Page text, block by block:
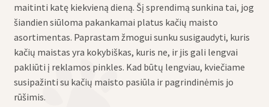
maitinti katę kiekvieną dieną. Šį sprendimą sunkina tai, jog
šiandien siūloma pakankamai platus kačių maisto
asortimentas. Paprastam žmogui sunku susigaudyti, kuris
kačių maistas yra kokybiškas, kuris ne, ir jis gali lengvai
pakliūti į reklamos pinkles. Kad būtų lengviau, kviečiame
susipažinti su kačių maisto pasiūla ir pagrindinėmis jo
rūšimis.